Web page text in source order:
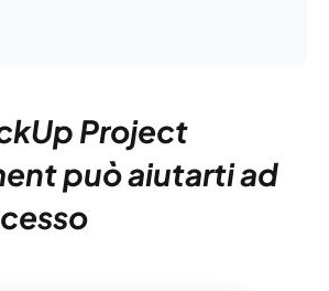
Project
può aiutarti ad